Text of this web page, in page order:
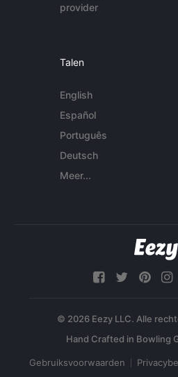
provider
Talen
English
Español
Português
Deutsch
Meer...
© 2026 Eezy LLC. Alle
Gebruiksvoorwaarden